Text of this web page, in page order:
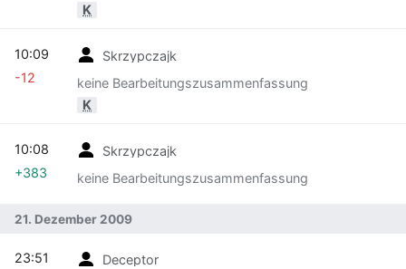
K
Skrzypczajk
keine Bearbeitungszusammenfassung
K
10:09
-12
Skrzypczajk
keine Bearbeitungszusammenfassung
10:08
+383
21. Dezember 2009
Deceptor
23:51